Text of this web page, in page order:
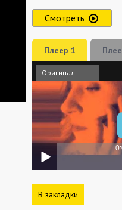
Смотреть
Плеер 1
Оригинал
В закладки